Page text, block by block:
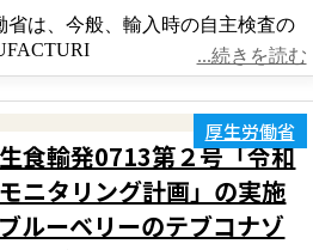
省は、今般、輸入時の自主検査の
...続きを読む
食輸発0713第２号「令和
ニタリング計画」の実施
ルーベリーのテブコナゾ
厚生労働省